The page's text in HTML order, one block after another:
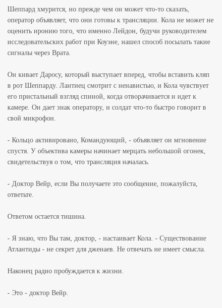
Шеппард хмурится, но прежде чем он может что-то сказать,
оператор объявляет, что они готовы к трансляции. Кола не может не
оценить иронию того, что именно Лейдон, будучи руководителем
исследовательских работ при Коуэне, нашел способ посылать такие
сигналы через Врата.
Он кивает Даросу, который выступает вперед, чтобы вставить кляп
в рот Шеппарду. Лантиец смотрит с ненавистью, и Кола чувствует
его пристальный взгляд спиной, когда отворачивается и идет к
камере. Он дает знак оператору, и солдат что-то быстро говорит в
свой микрофон.
- Кольцо активировано, Командующий, - объявляет он мгновение
спустя. У объектива камеры начинает мерцать небольшой огонек,
свидетельствуя о том, что трансляция началась.
- Доктор Вейр, если Вы получаете это сообщение, пожалуйста,
ответьте.
Ответом остается тишина.
- Я знаю, что Вы там, доктор, - настаивает Кола. - Существование
Атлантиды - не секрет для дженаев. Не отвечать не имеет смысла.
Наконец радио пробуждается к жизни.
- Это - доктор Вейр.